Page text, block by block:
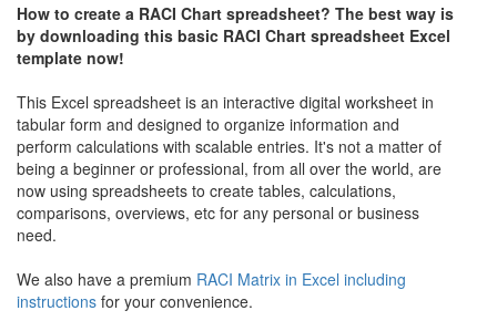
How to create a RACI Chart spreadsheet? The best way is
by downloading this basic RACI Chart spreadsheet Excel
template now!
This Excel spreadsheet is an interactive digital worksheet in
tabular form and designed to organize information and
perform calculations with scalable entries. It's not a matter of
being a beginner or professional, from all over the world, are
now using spreadsheets to create tables, calculations,
comparisons, overviews, etc for any personal or business
need.
We also have a premium RACI Matrix in Excel including
instructions for your convenience.